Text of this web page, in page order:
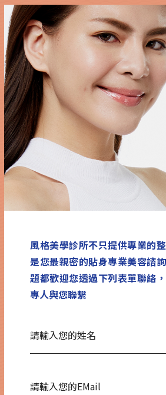
風格美學診所不只提供專業的
是您最親密的貼身專業美容諮
題都歡迎您透過下列表單聯絡
專人與您聯繫